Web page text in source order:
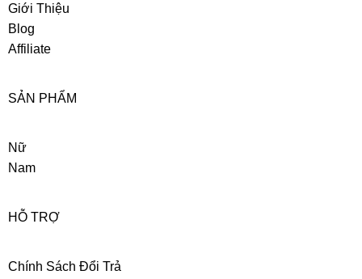
Giới Thiệu
Blog
Affiliate
SẢN PHẨM
Nữ
Nam
HỖ TRỢ
Chính Sách Đổi Trả